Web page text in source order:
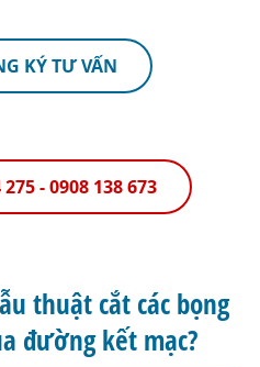
KÝ TƯ VẤN
- 0908 138 673
thuật cắt các bọng
đường kết mạc?